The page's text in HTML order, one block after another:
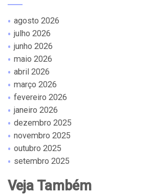
agosto 2026
julho 2026
junho 2026
maio 2026
abril 2026
março 2026
fevereiro 2026
janeiro 2026
dezembro 2025
novembro 2025
outubro 2025
setembro 2025
Veja Também